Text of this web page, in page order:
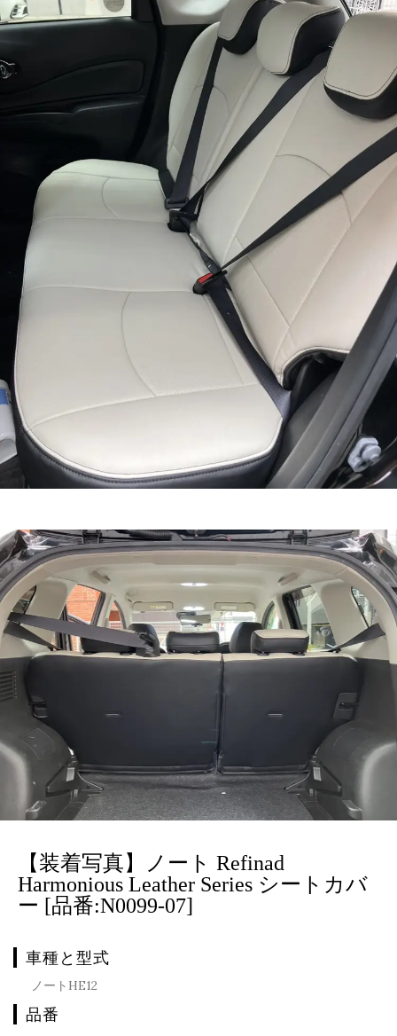
【装着写真】ノート Refinad
Harmonious Leather Series シートカバ
ー [品番:N0099-07]
車種と型式
ノートHE12
品番